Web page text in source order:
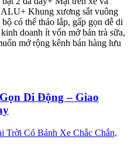
ALU+ Khung xương sắt vuông
có thể tháo lắp, gấp gọn dễ di
doanh ít vốn mở bán trà sữa,
mở rộng kênh bán hàng lưu
Di Động – Giao